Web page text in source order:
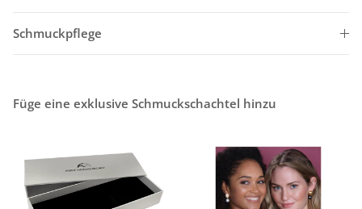
Schmuckpflege
Füge eine exklusive Schmuckschachtel hinzu